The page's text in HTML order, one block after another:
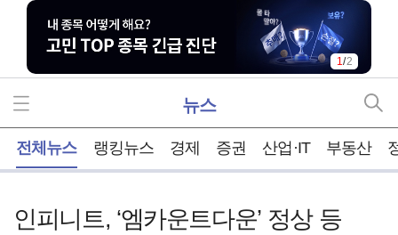
1/2
뉴스
전체뉴스 랭킹뉴스 경제 증권 산업·IT 부동산
인피니트, ‘엠카운트다운’ 정상 등